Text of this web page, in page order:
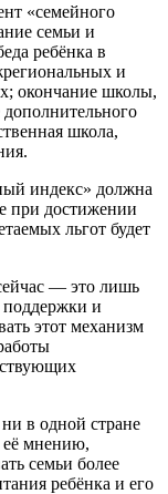
«семейного
семьи и
ребёнка в
и
окончание школы,
школа,
индекс» должна
при достижении
льгот будет
— это лишь
и
этот механизм
в одной стране
её мнению,
семьи более
ребёнка и его